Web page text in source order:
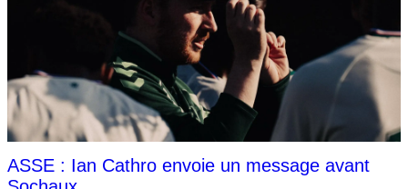
ASSE : Ian Cathro envoie un message avant